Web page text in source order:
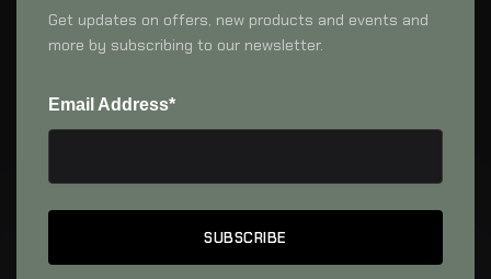
Get updates on offers, new products and events and
more by subscribing to our newsletter.
Email Address*